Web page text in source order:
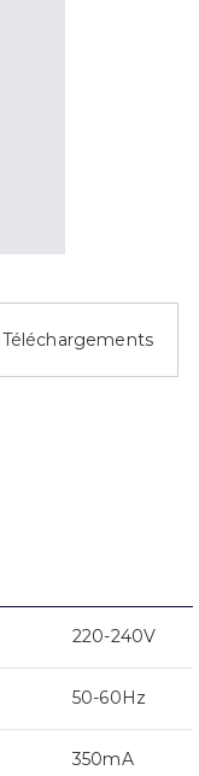
Téléchargements
220-240V
50-60Hz
350mA